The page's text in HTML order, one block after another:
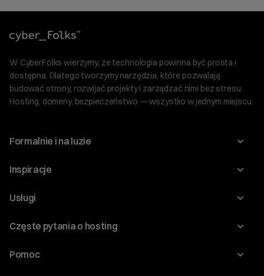
W CyberFolks wierzymy, że technologia powinna być prosta i
dostępna. Dlatego tworzymy narzędzia, które pozwalają
budować strony, rozwijać projekty i zarządzać nimi bez stresu.
Hosting, domeny, bezpieczeństwo — wszystko w jednym miejscu.
Formalnie i na luzie
O nas
Program Korzyści dla Inwestorów
Regulaminy i specyfikacje
Inspiracje
Blog
WordPress
Audyt stron
Usługi
Domeny
Częste pytania o hosting
Jak przenieść stronę?
Pomoc